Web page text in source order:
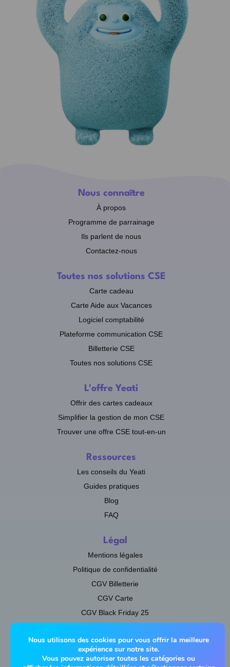
Nous connaître
À propos
Programme de parrainage
Ils parlent de nous
Contactez-nous
Toutes nos solutions CSE
Carte cadeau
Carte Aide aux Vacances
Logiciel comptabilité
Plateforme communication CSE
Billetterie CSE
Toutes nos solutions CSE
L'offre Yeati
Offrir des cartes cadeaux
Simplifier la gestion de mon CSE
Trouver une offre CSE tout-en-un
Ressources
Les conseils du Yeati
Guides pratiques
Blog
FAQ
Légal
Mentions légales
Politique de confidentialité
CGV Billetterie
CGV Carte
CGV Black Friday 25
Suivez l'actualité Yeati grâce à notre
Newsletter !
Nous utilisons des cookies pour vous offrir la meilleure
expérience sur notre site.
Vous pouvez autoriser toutes les catégories ou